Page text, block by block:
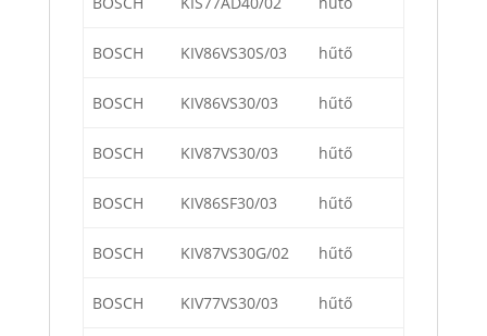
BOSCH KIV86VS30S/03 hűtő
BOSCH KIV86VS30/03 hűtő
BOSCH KIV87VS30/03 hűtő
BOSCH KIV86SF30/03 hűtő
BOSCH KIV87VS30G/02 hűtő
BOSCH KIV77VS30/03 hűtő